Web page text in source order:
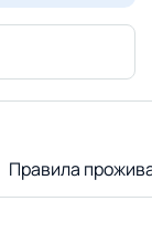
Правила